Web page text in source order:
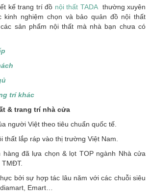
kế trang trí đồ nội thất TADA thường xuyên
kinh nghiệm chọn và bảo quản đồ nội thất
sản phẩm nội thất mà nhà bạn chưa có
trí khác
& trang trí nhà cửa
người Việt theo tiêu chuẩn quốc tế.
thất lắp ráp vào thị trường Việt Nam.
hàng đã lựa chọn & lọt TOP ngành Nhà cửa
bởi sự hợp tác lâu năm với các chuỗi siêu
Emart…